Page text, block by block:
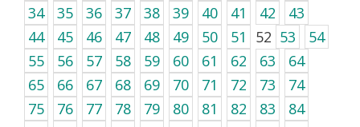
34
35 36 37 38 39 40 41 42
43
44
45 46 47 48 49 50 51 52 53
54
55
56 57 58 59 60 61 62 63
64
65
66 67 68 69 70 71 72 73
74
75
76 77 78 79 80 81 82 83
84